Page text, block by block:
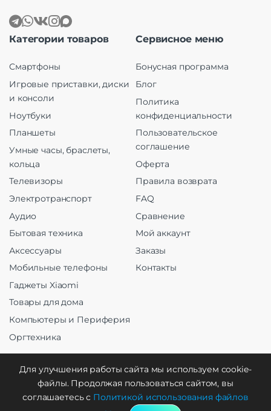
Категории товаров
Смартфоны
Игровые приставки, диски
и консоли
Ноутбуки
Планшеты
Умные часы, браслеты,
кольца
Телевизоры
Электротранспорт
Аудио
Бытовая техника
Аксессуары
Мобильные телефоны
Гаджеты Xiaomi
Товары для дома
Компьютеры и Периферия
Оргтехника
Сервисное меню
Бонусная программа
Блог
Политика
конфиденциальности
Пользовательское
соглашение
Оферта
Правила возврата
FAQ
Сравнение
Мой аккаунт
Заказы
Контакты
Создание и продвижение
Для улучшения работы сайта мы используем cookie-
файлы. Продолжая пользоваться сайтом, вы
соглашаетесь с Политикой использования файлов